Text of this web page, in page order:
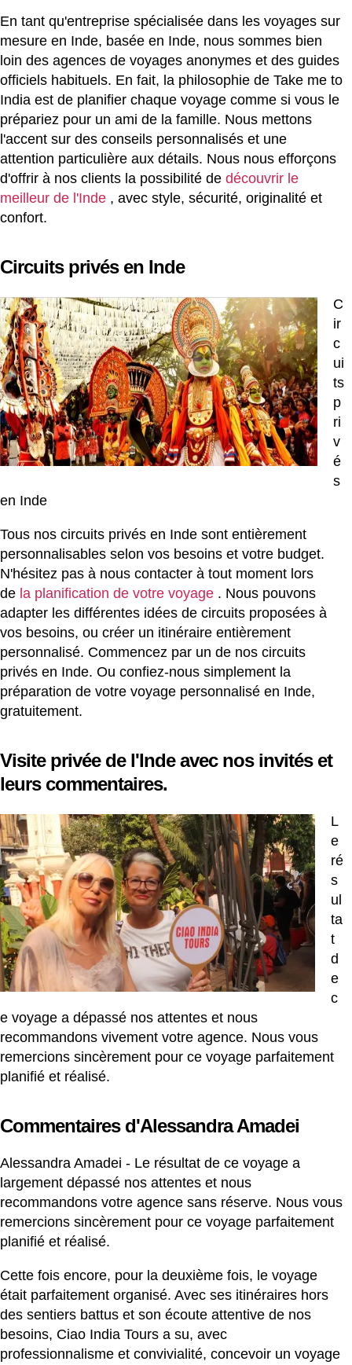
En tant qu'entreprise spécialisée dans les voyages sur
mesure en Inde, basée en Inde, nous sommes bien
loin des agences de voyages anonymes et des guides
officiels habituels. En fait, la philosophie de Take me to
India est de planifier chaque voyage comme si vous le
prépariez pour un ami de la famille. Nous mettons
l'accent sur des conseils personnalisés et une
attention particulière aux détails. Nous nous efforçons
d'offrir à nos clients la possibilité de découvrir le
meilleur de l'Inde , avec style, sécurité, originalité et
confort.
Circuits privés en Inde
C
ir
c
ui
ts
p
ri
v
é
s
en Inde
Tous nos circuits privés en Inde sont entièrement
personnalisables selon vos besoins et votre budget.
N'hésitez pas à nous contacter à tout moment lors
de la planification de votre voyage . Nous pouvons
adapter les différentes idées de circuits proposées à
vos besoins, ou créer un itinéraire entièrement
personnalisé. Commencez par un de nos circuits
privés en Inde. Ou confiez-nous simplement la
préparation de votre voyage personnalisé en Inde,
gratuitement.
Visite privée de l'Inde avec nos invités et
leurs commentaires.
L
e
ré
s
ul
ta
t
d
e
c
e voyage a dépassé nos attentes et nous
recommandons vivement votre agence. Nous vous
remercions sincèrement pour ce voyage parfaitement
planifié et réalisé.
Commentaires d'Alessandra Amadei
Alessandra Amadei - Le résultat de ce voyage a
largement dépassé nos attentes et nous
recommandons votre agence sans réserve. Nous vous
remercions sincèrement pour ce voyage parfaitement
planifié et réalisé.
Cette fois encore, pour la deuxième fois, le voyage
était parfaitement organisé. Avec ses itinéraires hors
des sentiers battus et son écoute attentive de nos
besoins, Ciao India Tours a su, avec
professionnalisme et convivialité, concevoir un voyage